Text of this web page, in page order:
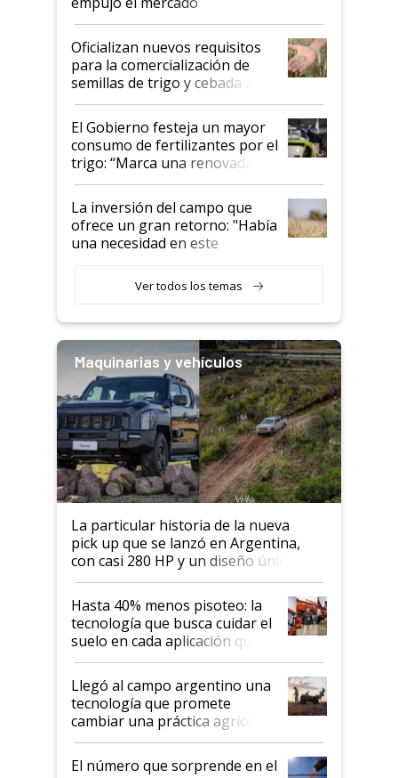
Oficializan nuevos requisitos
para la comercialización de
semillas de trigo y cebada a
granel
El Gobierno festeja un mayor
consumo de fertilizantes por el
trigo: “Marca una renovada
confianza de los productores”
La inversión del campo que
ofrece un gran retorno: "Había
una necesidad en este
Ver todos los temas
Maquinarias y vehículos
La particular historia de la nueva
pick up que se lanzó en Argentina,
con casi 280 HP y un diseño único: a
cuánto se vende
Hasta 40% menos pisoteo: la
tecnología que busca cuidar el
suelo en cada aplicación que
llevó Jacto al Congreso
Aapresid 2026
Llegó al campo argentino una
tecnología que promete
cambiar una práctica agrícola
clave: ¿Y si analizar el suelo
fuera tan simple como apretar
El número que sorprende en el